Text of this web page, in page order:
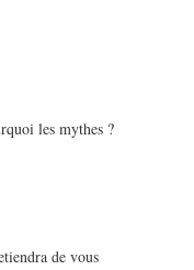
les mythes ?
de vous